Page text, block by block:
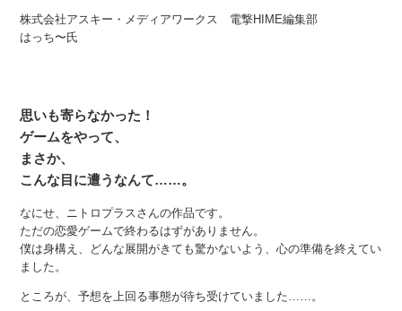
株式会社アスキー・メディアワークス 電撃HIME編集部
はっち〜氏
思いも寄らなかった！
ゲームをやって、
まさか、
こんな目に遭うなんて……。
なにせ、ニトロプラスさんの作品です。
ただの恋愛ゲームで終わるはずがありません。
僕は身構え、どんな展開がきても驚かないよう、心の準備を終えてい
ました。
ところが、予想を上回る事態が待ち受けていました……。